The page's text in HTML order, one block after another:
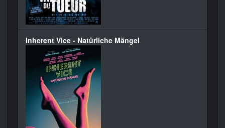
Inherent Vice - Natürliche Mängel